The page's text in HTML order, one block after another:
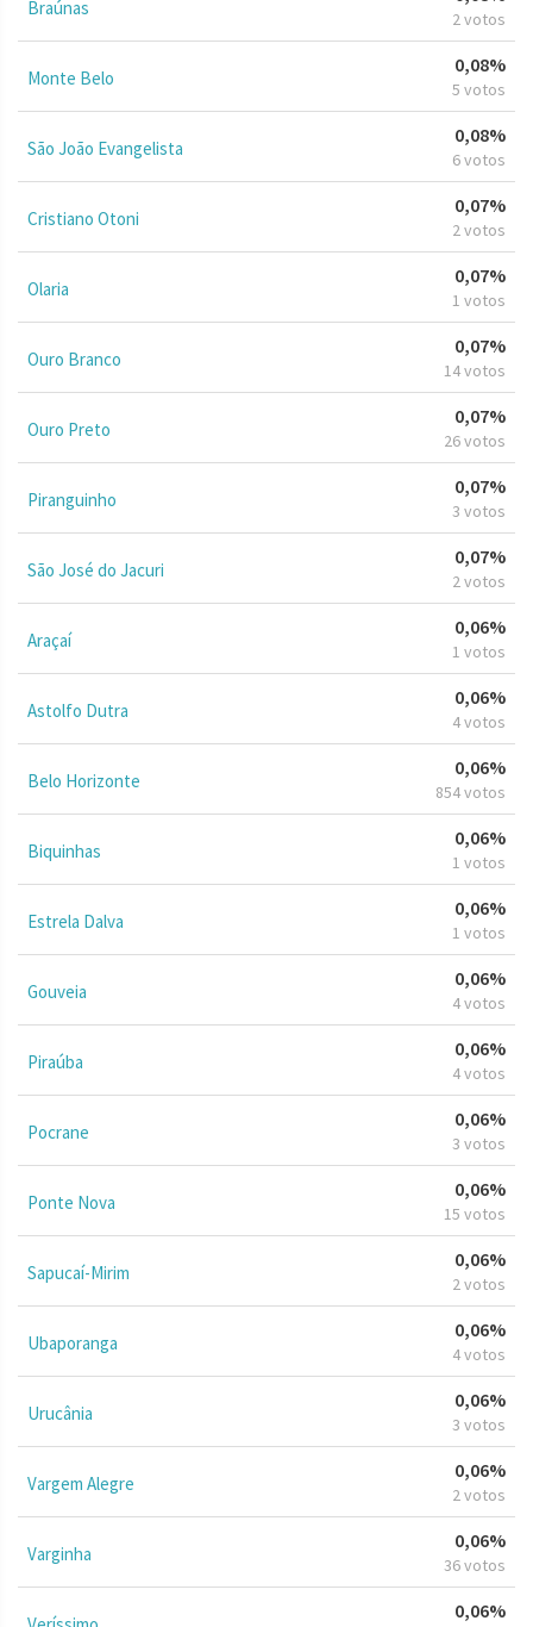
Braúnas 2 votos
Monte Belo
0,08%
5 votos
São João Evangelista
0,08%
6 votos
Cristiano Otoni
0,07%
2 votos
Olaria
0,07%
1 votos
Ouro Branco
0,07%
14 votos
Ouro Preto
0,07%
26 votos
Piranguinho
0,07%
3 votos
São José do Jacuri
0,07%
2 votos
Araçaí
0,06%
1 votos
Astolfo Dutra
0,06%
4 votos
Belo Horizonte
0,06%
854 votos
Biquinhas
0,06%
1 votos
Estrela Dalva
0,06%
1 votos
Gouveia
0,06%
4 votos
Piraúba
0,06%
4 votos
Pocrane
0,06%
3 votos
Ponte Nova
0,06%
15 votos
Sapucaí-Mirim
0,06%
2 votos
Ubaporanga
0,06%
4 votos
Urucânia
0,06%
3 votos
Vargem Alegre
0,06%
2 votos
Varginha
0,06%
36 votos
0,06%